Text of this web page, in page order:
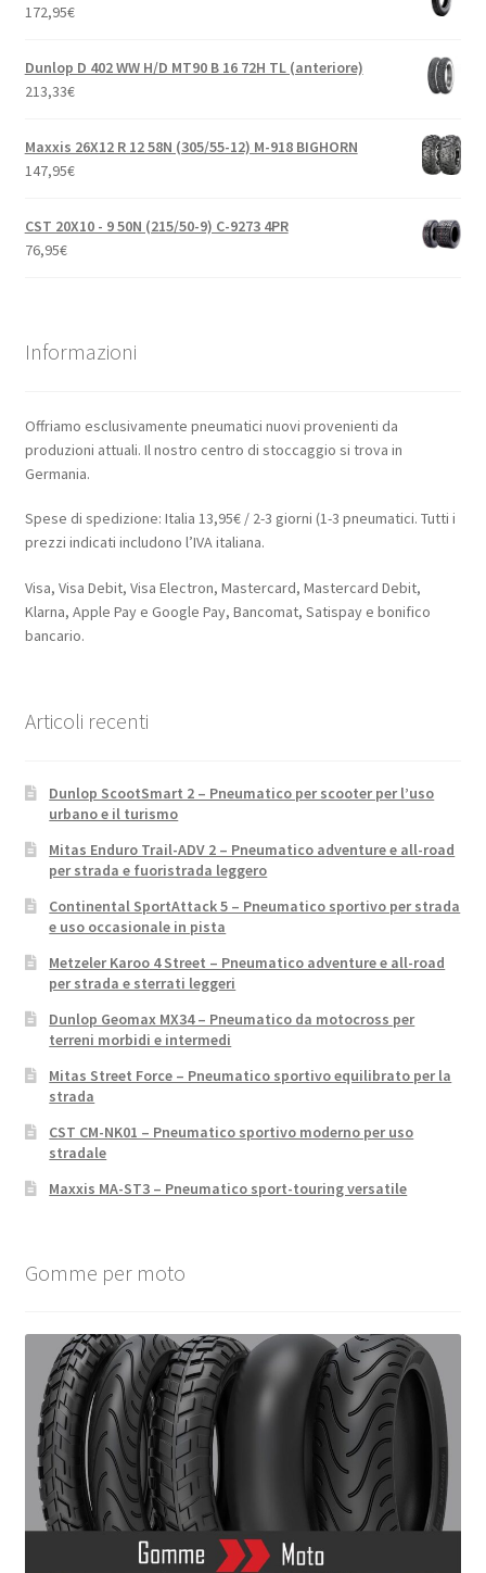
172,95€
Dunlop D 402 WW H/D MT90 B 16 72H TL (anteriore)
213,33€
Maxxis 26X12 R 12 58N (305/55-12) M-918 BIGHORN
147,95€
CST 20X10 - 9 50N (215/50-9) C-9273 4PR
76,95€
Informazioni
Offriamo esclusivamente pneumatici nuovi provenienti da
produzioni attuali. Il nostro centro di stoccaggio si trova in
Germania.
Spese di spedizione: Italia 13,95€ / 2-3 giorni (1-3 pneumatici. Tutti i
prezzi indicati includono l’IVA italiana.
Visa, Visa Debit, Visa Electron, Mastercard, Mastercard Debit,
Klarna, Apple Pay e Google Pay, Bancomat, Satispay e bonifico
bancario.
Articoli recenti
Dunlop ScootSmart 2 – Pneumatico per scooter per l’uso
urbano e il turismo
Mitas Enduro Trail-ADV 2 – Pneumatico adventure e all-road
per strada e fuoristrada leggero
Continental SportAttack 5 – Pneumatico sportivo per strada
e uso occasionale in pista
Metzeler Karoo 4 Street – Pneumatico adventure e all-road
per strada e sterrati leggeri
Dunlop Geomax MX34 – Pneumatico da motocross per
terreni morbidi e intermedi
Mitas Street Force – Pneumatico sportivo equilibrato per la
strada
CST CM-NK01 – Pneumatico sportivo moderno per uso
stradale
Maxxis MA-ST3 – Pneumatico sport-touring versatile
Gomme per moto